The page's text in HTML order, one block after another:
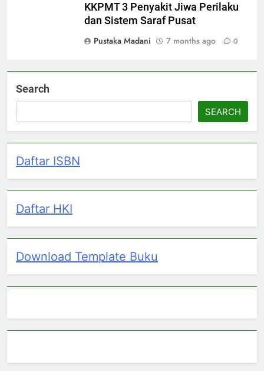
KKPMT 3 Penyakit Jiwa Perilaku
dan Sistem Saraf Pusat
Pustaka Madani
7 months ago 0
Search
SEARCH
Daftar ISBN
Daftar HKI
Download Template Buku